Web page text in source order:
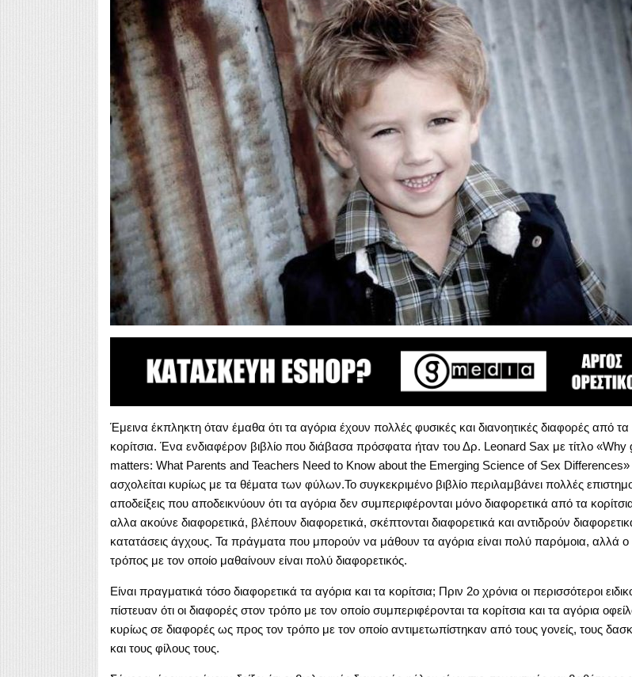
Έμεινα έκπληκτη όταν έμαθα ότι τα αγόρια έχουν πολλές φυσικές και διανοητικές διαφορές από τα
κορίτσια. Ένα ενδιαφέρον βιβλίο που διάβασα πρόσφατα ήταν του Δρ. Leonard Sax με τίτλο «Why
matters: What Parents and Teachers Need to Know about the Emerging Science of Sex
ασχολείται κυρίως με τα θέματα των φύλων.Το συγκεκριμένο βιβλίο περιλαμβάνει πολλές
αποδείξεις που αποδεικνύουν ότι τα αγόρια δεν συμπεριφέρονται μόνο διαφορετικά από τα
αλλα ακούνε διαφορετικά, βλέπουν διαφορετικά, σκέπτονται διαφορετικά και αντιδρούν
κατατάσεις άγχους. Τα πράγματα που μπορούν να μάθουν τα αγόρια είναι πολύ παρόμοια, αλλά ο
τρόπος με τον οποίο μαθαίνουν είναι πολύ διαφορετικός.
Είναι πραγματικά τόσο διαφορετικά τα αγόρια και τα κορίτσια; Πριν 2ο χρόνια οι περισσότεροι
πίστευαν ότι οι διαφορές στον τρόπο με τον οποίο συμπεριφέρονται τα κορίτσια και τα αγόρια
κυρίως σε διαφορές ως προς τον τρόπο με τον οποίο αντιμετωπίστηκαν από τους γονείς, τους
και τους φίλους τους.